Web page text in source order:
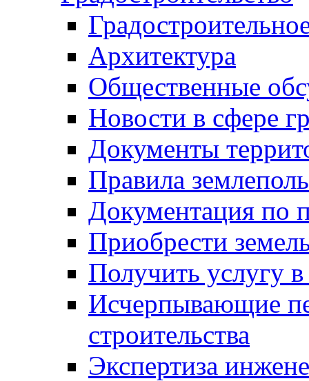
Архитектура
Общественные
Новости в сфере
Документы
Правила
Документация по
Приобрести
Получить услугу в
Исчерпывающие
строительства
Экспертиза